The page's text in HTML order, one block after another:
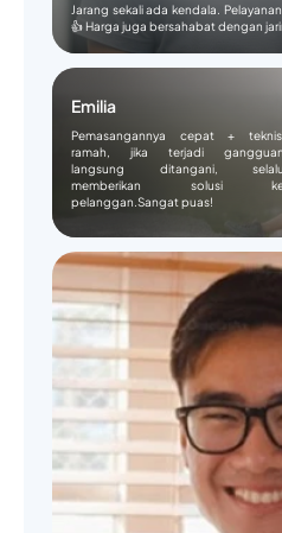
Jarang sekali ada kendala.
👍 Harga juga bersahabat dengan
Emilia
Pemasangannya cepat +
ramah, jika terjadi gangguan
langsung ditangani, selalu
memberikan solusi
pelanggan.Sangat puas!